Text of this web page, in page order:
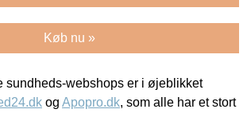
Køb nu »
sundheds-webshops er i øjeblikket
og Apopro.dk, som alle har et stort